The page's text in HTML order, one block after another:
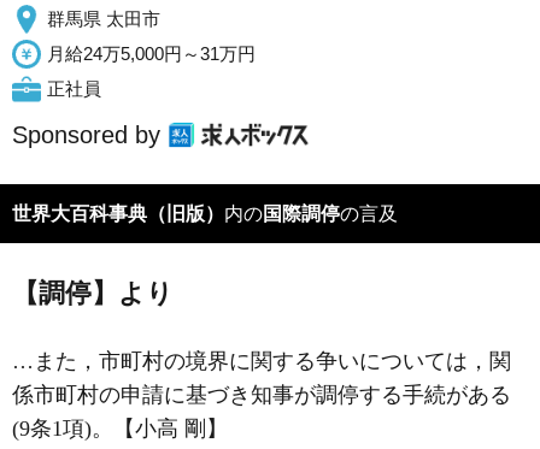
群馬県 太田市
月給24万5,000円～31万円
正社員
Sponsored by
世界大百科事典（旧版） 内の国際調停の言及
【調停】より
…また，市町村の境界に関する争いについては，関
係市町村の申請に基づき知事が調停する手続がある
(9条1項)。【小高 剛】